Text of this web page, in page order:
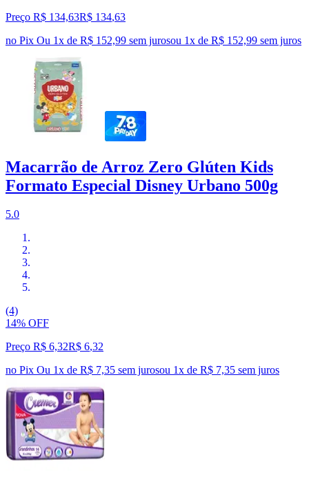
Preço R$ 134,63R$ 134,63
no Pix Ou 1x de R$ 152,99 sem jurosou 1x de R$ 152,99 sem juros
Macarrão de Arroz Zero Glúten Kids
Formato Especial Disney Urbano 500g
5.0
(4)
14% OFF
Preço R$ 6,32R$ 6,32
no Pix Ou 1x de R$ 7,35 sem jurosou 1x de R$ 7,35 sem juros